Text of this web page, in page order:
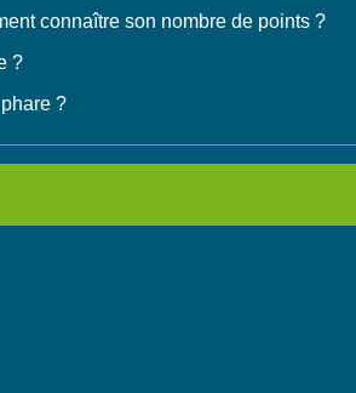
connaître son nombre de points ?
?
?